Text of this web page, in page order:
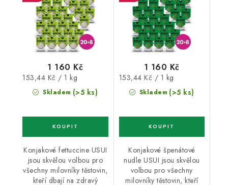
Skladem (>5 ks)
1 160 Kč
Měrná
cena:
153,44 Kč / 1 kg
Konjakové fettuccine USUI
jsou skvělou volbou pro
všechny milovníky těstovin,
kteří dbají na zdravý
Skladem (>5 ks)
1 160 Kč
Měrná
cena:
153,44 Kč / 1 kg
Konjakové špenátové
nudle USUI jsou skvělou
volbou pro všechny
milovníky těstovin, kteří